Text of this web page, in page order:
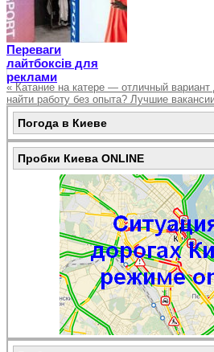
Переваги
лайтбоксів для
реклами
« Катание на катере — отличный
найти работу без опыта? Лучшие
Погода в Киеве
Пробки Киева ONLINE